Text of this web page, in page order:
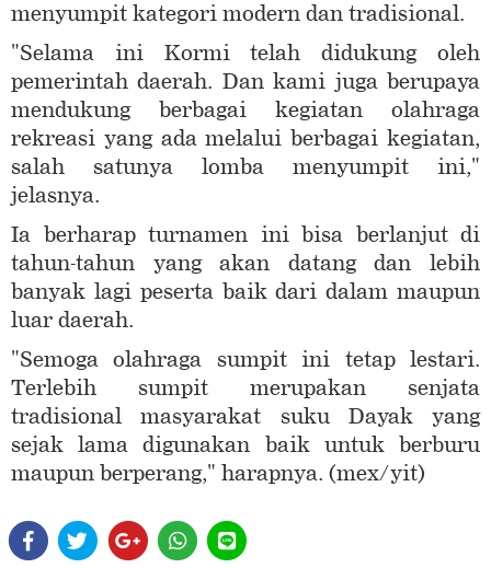
menyumpit kategori modern dan tradisional.
"Selama ini Kormi telah didukung oleh
pemerintah daerah. Dan kami juga berupaya
mendukung berbagai kegiatan olahraga
rekreasi yang ada melalui berbagai kegiatan,
salah satunya lomba menyumpit ini,"
jelasnya.
Ia berharap turnamen ini bisa berlanjut di
tahun-tahun yang akan datang dan lebih
banyak lagi peserta baik dari dalam maupun
luar daerah.
"Semoga olahraga sumpit ini tetap lestari.
Terlebih sumpit merupakan senjata
tradisional masyarakat suku Dayak yang
sejak lama digunakan baik untuk berburu
maupun berperang," harapnya. (mex/yit)